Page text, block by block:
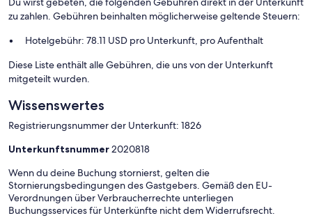
zu zahlen. Gebühren beinhalten möglicherweise geltende Steuern:
Hotelgebühr: 78.11 USD pro Unterkunft, pro Aufenthalt
Diese Liste enthält alle Gebühren, die uns von der Unterkunft
mitgeteilt wurden.
Wissenswertes
Registrierungsnummer der Unterkunft: 1826
Unterkunftsnummer2020818
Wenn du deine Buchung stornierst, gelten die
Stornierungsbedingungen des Gastgebers. Gemäß den EU-
Verordnungen über Verbraucherrechte unterliegen
Buchungsservices für Unterkünfte nicht dem Widerrufsrecht.